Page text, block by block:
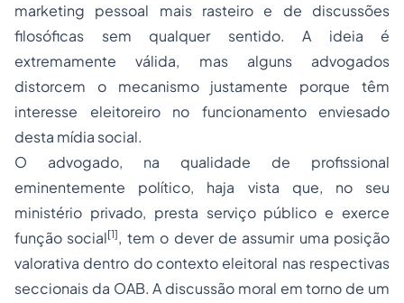
marketing pessoal mais rasteiro e de discussões
filosóficas sem qualquer sentido. A ideia é
extremamente válida, mas alguns advogados
distorcem o mecanismo justamente porque têm
interesse eleitoreiro no funcionamento enviesado
desta mídia social.
O advogado, na qualidade de profissional
eminentemente político, haja vista que, no seu
ministério privado, presta serviço público e exerce
função social[1], tem o dever de assumir uma posição
valorativa dentro do contexto eleitoral nas respectivas
seccionais da OAB. A discussão moral em torno de um